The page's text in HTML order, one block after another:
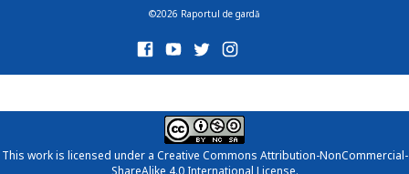
©2026 Raportul de gardă
This work is licensed under a Creative Commons Attribution-NonCommercial-